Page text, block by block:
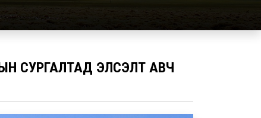
СУРГАЛТАД ЭЛСЭЛТ АВЧ